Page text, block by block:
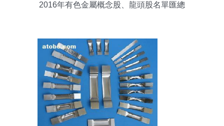
2016年有色金屬概念股、龍頭股名單匯總